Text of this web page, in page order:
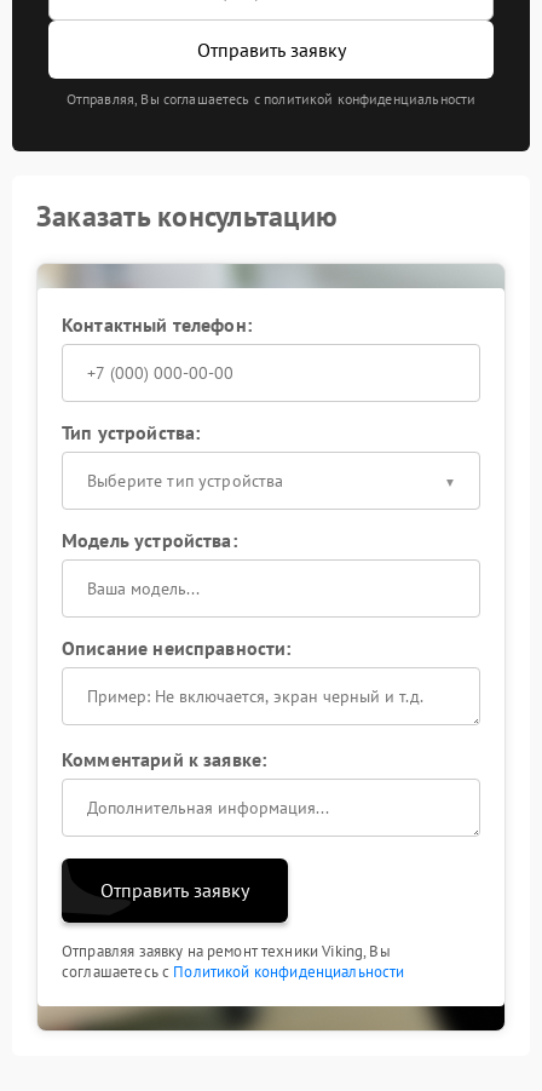
Отправить заявку
Отправляя, Вы соглашаетесь с политикой конфиденциальности
Заказать консультацию
Контактный телефон:
Тип устройства:
Выберите тип устройства
Модель устройства:
Описание неисправности:
Комментарий к заявке:
Отправить заявку
Отправляя заявку на ремонт техники Viking, Вы
соглашаетесь с Политикой конфиденциальности